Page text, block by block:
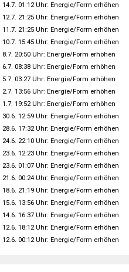
14.7. 01:12 Uhr: Energie/Form erhöhen
12.7. 21:25 Uhr: Energie/Form erhöhen
11.7. 21:25 Uhr: Energie/Form erhöhen
10.7. 15:45 Uhr: Energie/Form erhöhen
8.7. 20:50 Uhr: Energie/Form erhöhen
6.7. 08:38 Uhr: Energie/Form erhöhen
5.7. 03:27 Uhr: Energie/Form erhöhen
2.7. 13:56 Uhr: Energie/Form erhöhen
1.7. 19:52 Uhr: Energie/Form erhöhen
30.6. 12:59 Uhr: Energie/Form erhöhen
28.6. 17:32 Uhr: Energie/Form erhöhen
24.6. 22:10 Uhr: Energie/Form erhöhen
23.6. 12:23 Uhr: Energie/Form erhöhen
23.6. 01:07 Uhr: Energie/Form erhöhen
21.6. 00:24 Uhr: Energie/Form erhöhen
18.6. 21:19 Uhr: Energie/Form erhöhen
15.6. 13:56 Uhr: Energie/Form erhöhen
14.6. 16:37 Uhr: Energie/Form erhöhen
12.6. 18:12 Uhr: Energie/Form erhöhen
12.6. 00:12 Uhr: Energie/Form erhöhen